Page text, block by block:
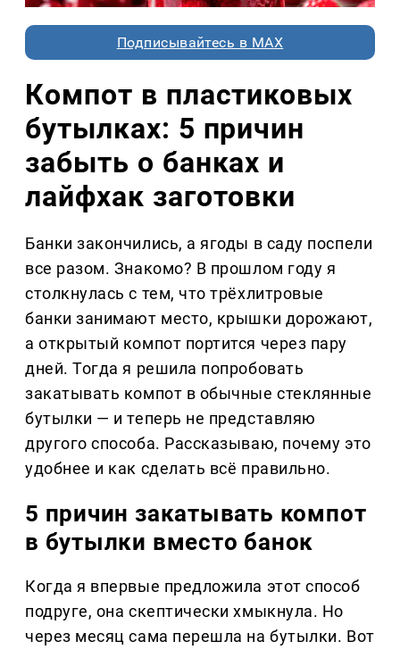
Подписывайтесь в MAX
Компот в пластиковых
бутылках: 5 причин
забыть о банках и
лайфхак заготовки
Банки закончились, а ягоды в саду поспели
все разом. Знакомо? В прошлом году я
столкнулась с тем, что трёхлитровые
банки занимают место, крышки дорожают,
а открытый компот портится через пару
дней. Тогда я решила попробовать
закатывать компот в обычные стеклянные
бутылки — и теперь не представляю
другого способа. Рассказываю, почему это
удобнее и как сделать всё правильно.
5 причин закатывать компот
в бутылки вместо банок
Когда я впервые предложила этот способ
подруге, она скептически хмыкнула. Но
через месяц сама перешла на бутылки. Вот